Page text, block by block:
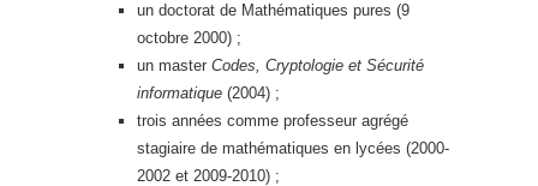
un doctorat de Mathématiques pures (9
octobre 2000) ;
un master Codes, Cryptologie et Sécurité
informatique (2004) ;
trois années comme professeur agrégé
stagiaire de mathématiques en lycées (2000-
2002 et 2009-2010) ;